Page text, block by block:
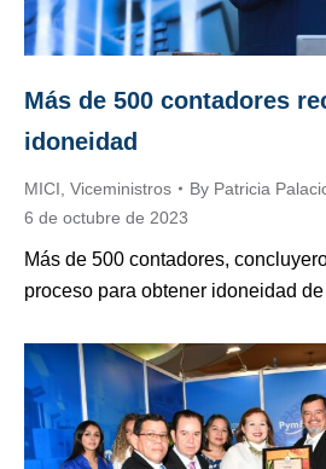
Más de 500 contadores
idoneidad
MICI Viceministros By Patricia
6 de octubre de 2023
Más de 500 contadores,
proceso para obtener idoneidad